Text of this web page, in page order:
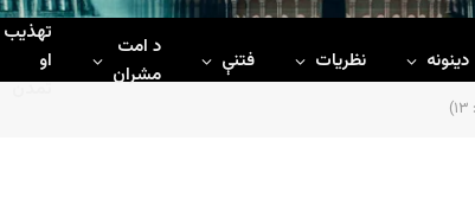
دینونه نظریات فتنې
د امت
مشران
تهذیب
او
تمدن